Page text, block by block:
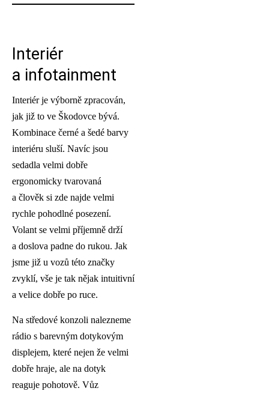
Interiér
a infotainment
Interiér je výborně zpracován,
jak již to ve Škodovce bývá.
Kombinace černé a šedé barvy
interiéru sluší. Navíc jsou
sedadla velmi dobře
ergonomicky tvarovaná
a člověk si zde najde velmi
rychle pohodlné posezení.
Volant se velmi příjemně drží
a doslova padne do rukou. Jak
jsme již u vozů této značky
zvyklí, vše je tak nějak intuitivní
a velice dobře po ruce.
Na středové konzoli nalezneme
rádio s barevným dotykovým
displejem, které nejen že velmi
dobře hraje, ale na dotyk
reaguje pohotově. Vůz